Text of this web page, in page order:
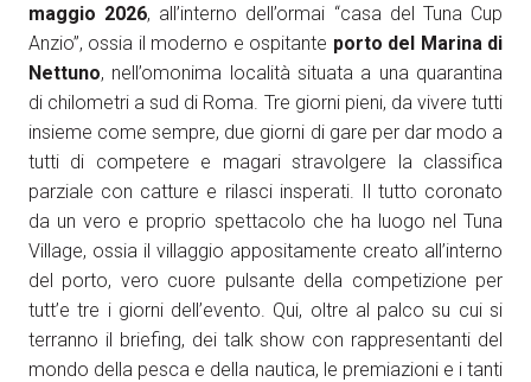
maggio 2026, all’interno dell’ormai “casa del Tuna Cup
Anzio”, ossia il moderno e ospitante porto del Marina di
Nettuno, nell’omonima località situata a una quarantina
di chilometri a sud di Roma. Tre giorni pieni, da vivere tutti
insieme come sempre, due giorni di gare per dar modo a
tutti di competere e magari stravolgere la classifica
parziale con catture e rilasci insperati. Il tutto coronato
da un vero e proprio spettacolo che ha luogo nel Tuna
Village, ossia il villaggio appositamente creato all’interno
del porto, vero cuore pulsante della competizione per
tutt’e tre i giorni dell’evento. Qui, oltre al palco su cui si
terranno il briefing, dei talk show con rappresentanti del
mondo della pesca e della nautica, le premiazioni e i tanti